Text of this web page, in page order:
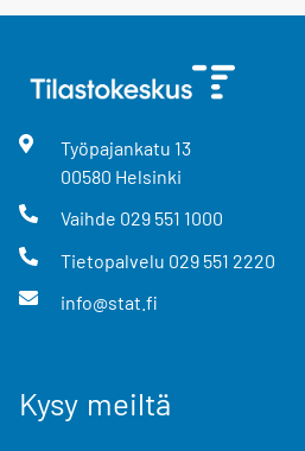
Työpajankatu 13
00580 Helsinki
Vaihde 029 551 1000
Tietopalvelu 029 551 2220
info@stat.fi
Kysy meiltä